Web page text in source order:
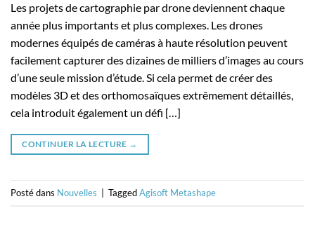
Les projets de cartographie par drone deviennent chaque
année plus importants et plus complexes. Les drones
modernes équipés de caméras à haute résolution peuvent
facilement capturer des dizaines de milliers d’images au cours
d’une seule mission d’étude. Si cela permet de créer des
modèles 3D et des orthomosaïques extrêmement détaillés,
cela introduit également un défi […]
CONTINUER LA LECTURE →
Posté dans Nouvelles TaggedAgisoft Metashape